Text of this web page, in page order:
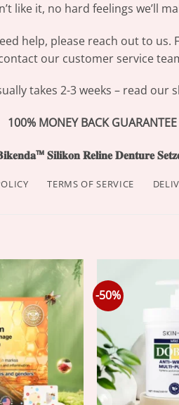
like it, no hard feelings we’ll
help, please reach out to us.
our customer service
takes 2-3 weeks – read our
100% MONEY BACK GUARANTEE
𝐒𝐢𝐥𝐢𝐤𝐨𝐧 𝐑𝐞𝐥𝐢𝐧𝐞 𝐃𝐞𝐧𝐭𝐮𝐫𝐞
TERMS OF SERVICE
-50%